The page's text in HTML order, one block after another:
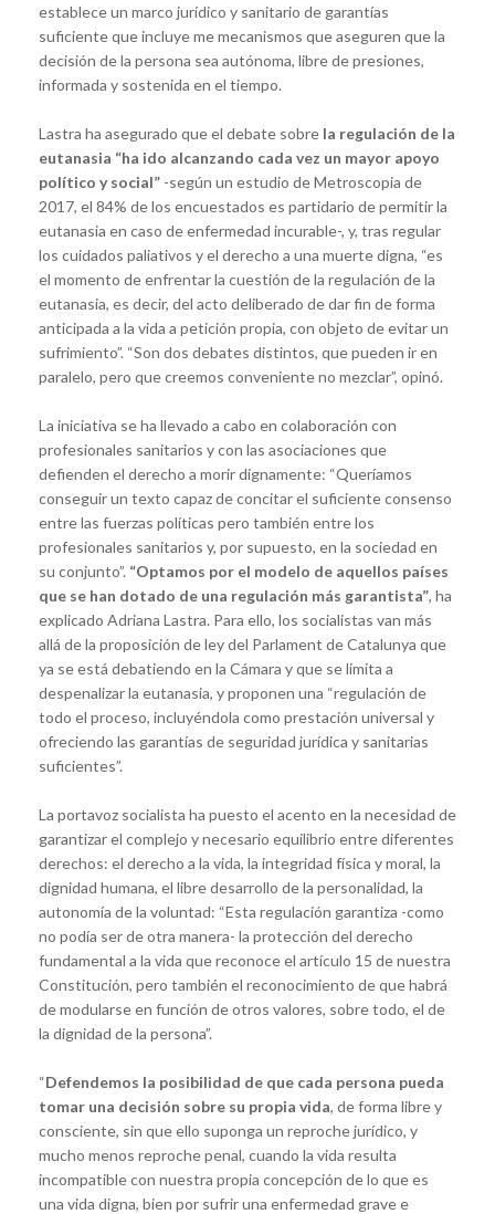
establece un marco jurídico y sanitario de garantías
suficiente que incluye me mecanismos que aseguren que la
decisión de la persona sea autónoma, libre de presiones,
informada y sostenida en el tiempo.
Lastra ha asegurado que el debate sobre la regulación de la
eutanasia “ha ido alcanzando cada vez un mayor apoyo
político y social” -según un estudio de Metroscopia de
2017, el 84% de los encuestados es partidario de permitir la
eutanasia en caso de enfermedad incurable-, y, tras regular
los cuidados paliativos y el derecho a una muerte digna, “es
el momento de enfrentar la cuestión de la regulación de la
eutanasia, es decir, del acto deliberado de dar fin de forma
anticipada a la vida a petición propia, con objeto de evitar un
sufrimiento”. “Son dos debates distintos, que pueden ir en
paralelo, pero que creemos conveniente no mezclar”, opinó.
La iniciativa se ha llevado a cabo en colaboración con
profesionales sanitarios y con las asociaciones que
defienden el derecho a morir dignamente: “Queríamos
conseguir un texto capaz de concitar el suficiente consenso
entre las fuerzas políticas pero también entre los
profesionales sanitarios y, por supuesto, en la sociedad en
su conjunto”. “Optamos por el modelo de aquellos países
que se han dotado de una regulación más garantista”, ha
explicado Adriana Lastra. Para ello, los socialistas van más
allá de la proposición de ley del Parlament de Catalunya que
ya se está debatiendo en la Cámara y que se limita a
despenalizar la eutanasia, y proponen una “regulación de
todo el proceso, incluyéndola como prestación universal y
ofreciendo las garantías de seguridad jurídica y sanitarias
suficientes”.
La portavoz socialista ha puesto el acento en la necesidad de
garantizar el complejo y necesario equilibrio entre diferentes
derechos: el derecho a la vida, la integridad física y moral, la
dignidad humana, el libre desarrollo de la personalidad, la
autonomía de la voluntad: “Esta regulación garantiza -como
no podía ser de otra manera- la protección del derecho
fundamental a la vida que reconoce el artículo 15 de nuestra
Constitución, pero también el reconocimiento de que habrá
de modularse en función de otros valores, sobre todo, el de
la dignidad de la persona”.
“Defendemos la posibilidad de que cada persona pueda
tomar una decisión sobre su propia vida, de forma libre y
consciente, sin que ello suponga un reproche jurídico, y
mucho menos reproche penal, cuando la vida resulta
incompatible con nuestra propia concepción de lo que es
una vida digna, bien por sufrir una enfermedad grave e